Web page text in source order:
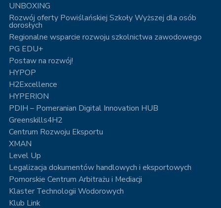
UNBOXING
Rozwój oferty Powiślańskiej Szkoły Wyższej dla osób
dorosłych
Regionalne wsparcie rozwoju szkolnictwa zawodowego
PG EDU+
Postaw na rozwój!
HYPOP
H2Excellence
HYPERION
PDIH – Pomeranian Digital Innovation HUB
Greenskills4H2
Centrum Rozwoju Eksportu
XMAN
Level Up
Legalizacja dokumentów handlowych i eksportowych
Pomorskie Centrum Arbitrażu i Mediacji
Klaster Technologii Wodorowych
Klub Link